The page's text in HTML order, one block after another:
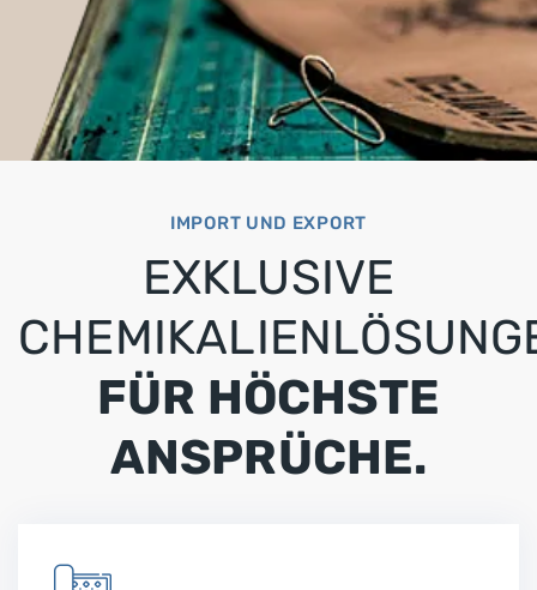
IMPORT UND EXPORT
EXKLUSIVE
FÜR HÖCHSTE
ANSPRÜCHE.